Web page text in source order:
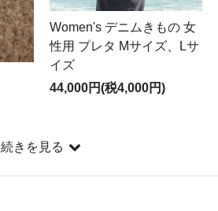
Women's デニムきもの 女
性用 プレタ Mサイズ、Lサ
イズ
44,000円(税4,000円)
続きを見る